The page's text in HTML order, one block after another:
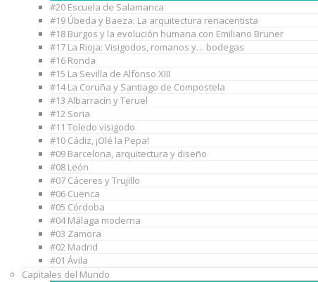
#20 Escuela de Salamanca
#19 Úbeda y Baeza: La arquitectura renacentista
#18 Burgos y la evolución humana con Emiliano Bruner
#17 La Rioja: Visigodos, romanos y… bodegas
#16 Ronda
#15 La Sevilla de Alfonso XIII
#14 La Coruña y Santiago de Compostela
#13 Albarracín y Teruel
#12 Soria
#11 Toledo visigodo
#10 Cádiz, ¡Olé la Pepa!
#09 Barcelona, arquitectura y diseño
#08 León
#07 Cáceres y Trujillo
#06 Cuenca
#05 Córdoba
#04 Málaga moderna
#03 Zamora
#02 Madrid
#01 Ávila
Capitales del Mundo